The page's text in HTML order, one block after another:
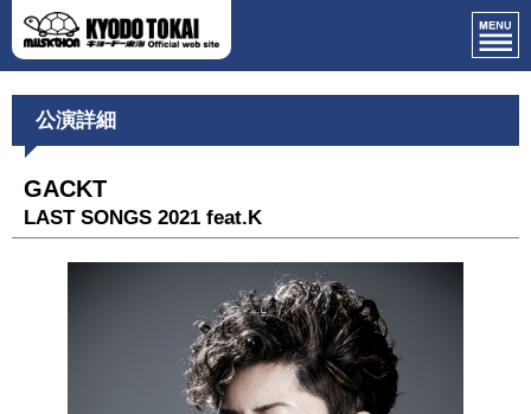
公演詳細
GACKT
LAST SONGS 2021 feat.K